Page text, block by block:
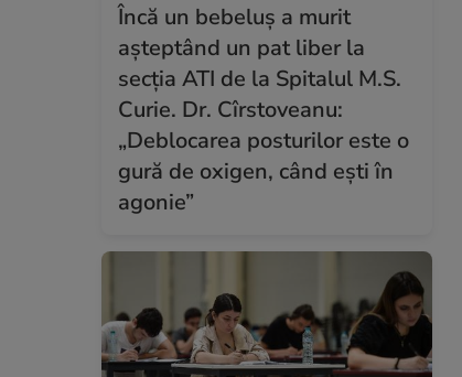
Încă un bebeluș a murit
așteptând un pat liber la
secția ATI de la Spitalul M.S.
Curie. Dr. Cîrstoveanu:
„Deblocarea posturilor este o
gură de oxigen, când ești în
agonie”